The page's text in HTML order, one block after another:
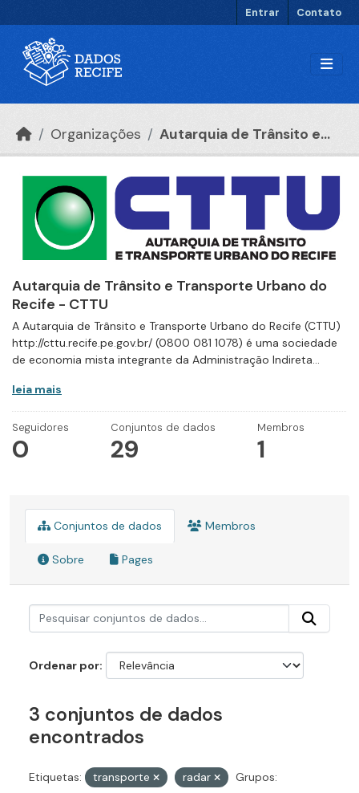
Entrar Contato
Organizações Autarquia de Trânsito e...
Autarquia de Trânsito e Transporte Urbano do
Recife - CTTU
A Autarquia de Trânsito e Transporte Urbano do Recife (CTTU)
http://cttu.recife.pe.gov.br/ (0800 081 1078) é uma sociedade
de economia mista integrante da Administração Indireta...
leia mais
Seguidores
0
Conjuntos de dados
29
Membros
1
Conjuntos de dados Membros
Sobre Pages
Ordenar por
3 conjuntos de dados
encontrados
Etiquetas: transporte radar
Grupos: